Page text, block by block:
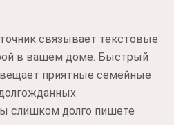
связывает текстовые
в вашем доме. Быстрый
приятные семейные
слишком долго пишете